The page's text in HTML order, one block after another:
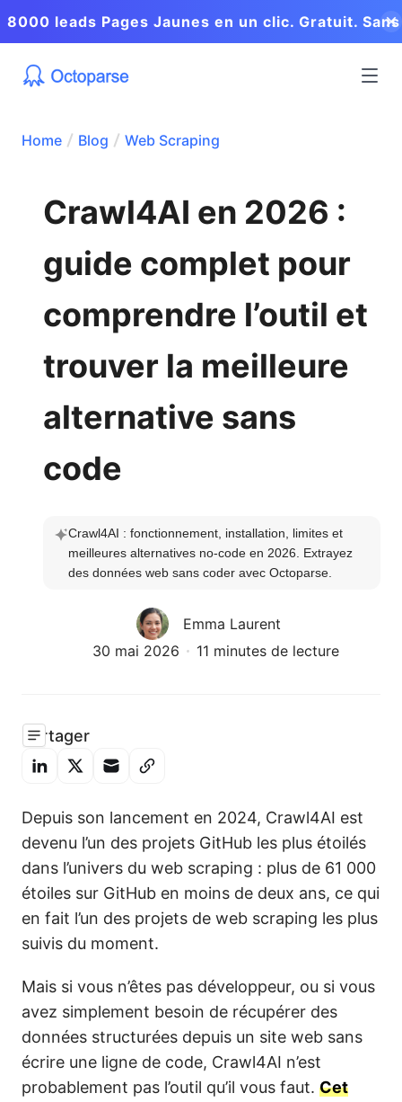
8000 leads Pages Jaunes en un clic. Gratuit. Sans
Home Blog Web Scraping
Crawl4AI en 2026 :
guide complet pour
comprendre l’outil et
trouver la meilleure
alternative sans
code
Crawl4AI : fonctionnement, installation, limites et
meilleures alternatives no-code en 2026. Extrayez
des données web sans coder avec Octoparse.
Emma Laurent
30 mai 2026
11 minutes de lecture
Partager
Depuis son lancement en 2024, Crawl4AI est
devenu l’un des projets GitHub les plus étoilés
dans l’univers du web scraping : plus de 61 000
étoiles sur GitHub en moins de deux ans, ce qui
en fait l’un des projets de web scraping les plus
suivis du moment.
Mais si vous n’êtes pas développeur, ou si vous
avez simplement besoin de récupérer des
données structurées depuis un site web sans
écrire une ligne de code, Crawl4AI n’est
probablement pas l’outil qu’il vous faut. Cet